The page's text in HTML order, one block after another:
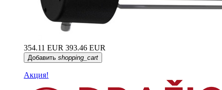
354.11 EUR 393.46 EUR
Добавить shopping_cart
Акция!